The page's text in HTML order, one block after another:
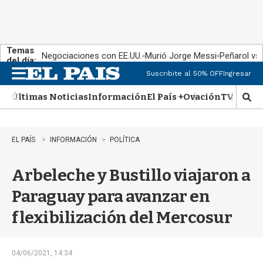
Temas
del día: Negociaciones con EE.UU. Murió Jorge Messi Peñarol
n
u
Suscribite al 50% OFFIngresar
Últimas NoticiasInformaciónEl País +OvaciónTV Show
M
o
r
b
EL PAÍS INFORMACIÓN POLÍTICA
Arbeleche y Bustillo viajaron a
Paraguay para avanzar en
flexibilización del Mercosur
04/06/2021, 14:34